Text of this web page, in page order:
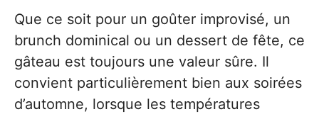
Que ce soit pour un goûter improvisé, un
brunch dominical ou un dessert de fête, ce
gâteau est toujours une valeur sûre. Il
convient particulièrement bien aux soirées
d’automne, lorsque les températures